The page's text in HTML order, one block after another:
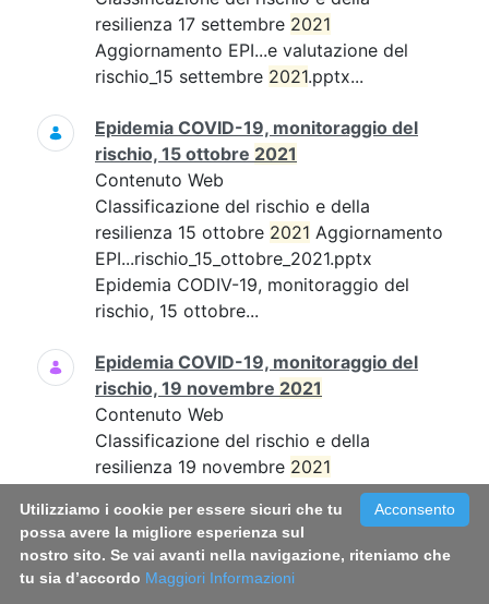
resilienza 17 settembre 2021
Aggiornamento EPI...e valutazione del
rischio_15 settembre 2021.pptx...
Epidemia COVID-19, monitoraggio del
rischio, 15 ottobre 2021
Contenuto Web
Classificazione del rischio e della
resilienza 15 ottobre 2021 Aggiornamento
EPI...rischio_15_ottobre_2021.pptx
Epidemia CODIV-19, monitoraggio del
rischio, 15 ottobre...
Epidemia COVID-19, monitoraggio del
rischio, 19 novembre 2021
Contenuto Web
Classificazione del rischio e della
resilienza 19 novembre 2021
Aggiornamento EPI...19_novembre_21.pdf
Epidemia COVID-19, monitoraggio del
rischio, 19 novembre...
Acconsento
Utilizziamo i cookie per essere sicuri che tu
possa avere la migliore esperienza sul
nostro sito. Se vai avanti nella navigazione, riteniamo che
tu sia d’accordo Maggiori Informazioni